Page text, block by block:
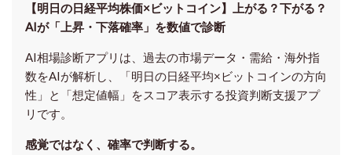
【明日の⽇経平均株価×ビットコイン】上がる？下がる？
AIが「上昇・下落確率」を数値で診断
AI相場診断アプリは、過去の市場データ・需給・海外指
数をAIが解析し、「明日の日経平均×ビットコインの方向
性」と「想定値幅」をスコア表示する投資判断支援アプ
リです。
感覚ではなく、確率で判断する。